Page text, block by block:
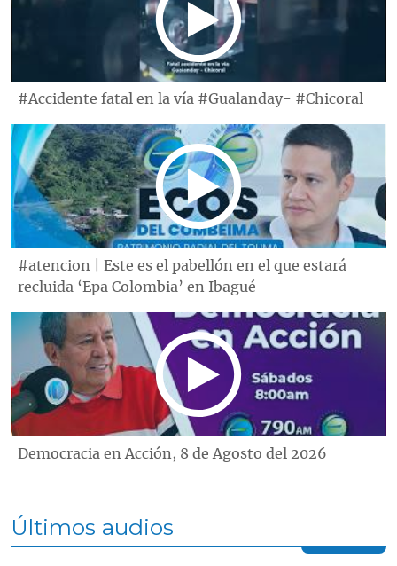
#Accidente fatal en la vía #Gualanday- #Chicoral
#atencion | Este es el pabellón en el que estará
recluida ‘Epa Colombia’ en Ibagué
Democracia en Acción, 8 de Agosto del 2026
Últimos audios